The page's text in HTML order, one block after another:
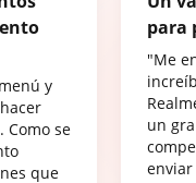
y
Como se
que
para
"Me
un